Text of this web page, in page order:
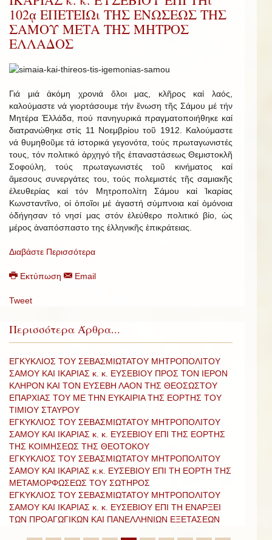
102ᾳ ΕΠΕΤΕΙΩι ΤΗΣ ΕΝΩΣΕΩΣ ΤΗΣ
ΣΑΜΟΥ ΜΕΤΑ ΤΗΣ ΜΗΤΡΟΣ
ΕΛΛΑΔΟΣ
Γιά μιά ἀκόμη χρονιά ὅλοι μας, κλῆρος καί λαός,
καλούμαστε νά γιορτάσουμε τήν ἕνωση τῆς Σάμου μέ τήν
Μητέρα Ἑλλάδα, πού πανηγυρικά πραγματοποιήθηκε καί
διατρανώθηκε στίς 11 Νοεμβρίου τοῦ 1912. Καλούμαστε
νά θυμηθοῦμε τά ἱστορικά γεγονότα, τούς πρωταγωνιστές
τους, τόν πολιτικό ἀρχηγό τῆς ἐπαναστάσεως Θεμιστοκλῆ
Σοφούλη, τούς πρωταγωνιστές τοῦ κινήματος καί
ἄμεσους συνεργάτες του, τούς πολεμιστές τῆς σαμιακῆς
ἐλευθερίας καί τόν Μητροπολίτη Σάμου καί Ἰκαρίας
Κωνσταντῖνο, οἱ ὁποῖοι μέ ἀγαστή σύμπνοια καί ὁμόνοια
ὁδήγησαν τό νησί μας στόν ἐλεύθερο πολιτικό βίο, ὡς
μέρος ἀναπόσπαστο της ἑλληνικῆς ἐπικράτειας.
Διαβάστε Περισσότερα
Εκτύπωση Email
Tweet
Περισσότερα Άρθρα...
ΕΓΚΥΚΛΙΟΣ ΤΟΥ ΣΕΒΑΣΜΙΩΤΑΤΟΥ ΜΗΤΡΟΠΟΛΙΤΟΥ
ΣΑΜΟΥ ΚΑΙ ΙΚΑΡΙΑΣ κ. κ. ΕΥΣΕΒΙΟΥ ΠΡΟΣ ΤΟΝ ΙΕΡΟΝ
ΚΛΗΡΟΝ ΚΑΙ ΤΟΝ ΕΥΣΕΒΗ ΛΑΟΝ ΤΗΣ ΘΕΟΣΩΣΤΟΥ
ΕΠΑΡΧΙΑΣ ΤΟΥ ΜΕ ΤΗΝ ΕΥΚΑΙΡΙΑ ΤΗΣ ΕΟΡΤΗΣ ΤΟΥ
ΤΙΜΙΟΥ ΣΤΑΥΡΟΥ
ΕΓΚΥΚΛΙΟΣ ΤΟΥ ΣΕΒΑΣΜΙΩΤΑΤΟΥ ΜΗΤΡΟΠΟΛΙΤΟΥ
ΣΑΜΟΥ ΚΑΙ ΙΚΑΡΙΑΣ κ. κ. ΕΥΣΕΒΙΟΥ ΕΠΙ ΤΗΣ ΕΟΡΤΗΣ
ΤΗΣ ΚΟΙΜΗΣΕΩΣ ΤΗΣ ΘΕΟΤΟΚΟΥ
ΕΓΚΥΚΛΙΟΣ ΤΟΥ ΣΕΒΑΣΜΙΩΤΑΤΟΥ ΜΗΤΡΟΠΟΛΙΤΟΥ
ΣΑΜΟΥ ΚΑΙ ΙΚΑΡΙΑΣ κ.κ. ΕΥΣΕΒΙΟΥ ΕΠΙ ΤΗ ΕΟΡΤΗ ΤΗΣ
ΜΕΤΑΜΟΡΦΩΣΕΩΣ ΤΟΥ ΣΩΤΗΡΟΣ
ΕΓΚΥΚΛΙΟΣ ΤΟΥ ΣΕΒΑΣΜΙΩΤΑΤΟΥ ΜΗΤΡΟΠΟΛΙΤΟΥ
ΣΑΜΟΥ ΚΑΙ ΙΚΑΡΙΑΣ κ. κ. ΕΥΣΕΒΙΟΥ ΕΠΙ ΤΗ ΕΝΑΡΞΕΙ
ΤΩΝ ΠΡΟΑΓΩΓΙΚΩΝ ΚΑΙ ΠΑΝΕΛΛΗΝΙΩΝ ΕΞΕΤΑΣΕΩΝ